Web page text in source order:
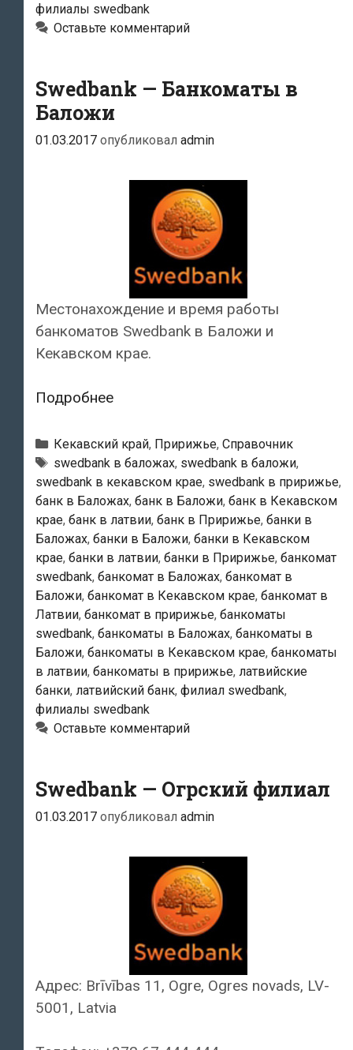
филиалы swedbank
Оставьте комментарий
Swedbank — Банкоматы в
Баложи
01.03.2017 опубликовал admin
Местонахождение и время работы
банкоматов Swedbank в Баложи и
Кекавском крае.
ПодробнееSwedbank
Банкоматы
в
Баложи
Рубрики
Кекавский край, Пририжье, Справочник
Тэги
swedbank в баложах, swedbank в баложи,
swedbank в кекавском крае, swedbank в пририжье,
банк в Баложах, банк в Баложи, банк в Кекавском
крае, банк в латвии, банк в Пририжье, банки в
Баложах, банки в Баложи, банки в Кекавском
крае, банки в латвии, банки в Пририжье, банкомат
swedbank, банкомат в Баложах, банкомат в
Баложи, банкомат в Кекавском крае, банкомат в
Латвии, банкомат в пририжье, банкоматы
swedbank, банкоматы в Баложах, банкоматы в
Баложи, банкоматы в Кекавском крае, банкоматы
в латвии, банкоматы в пририжье, латвийские
банки, латвийский банк, филиал swedbank,
филиалы swedbank
Оставьте комментарий
Swedbank — Огрский филиал
01.03.2017 опубликовал admin
Адрес: Brīvības 11, Ogre, Ogres novads, LV-
5001, Latvia